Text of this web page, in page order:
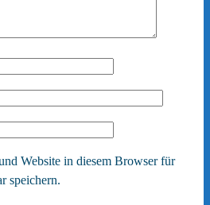
Website in diesem Browser für
speichern.